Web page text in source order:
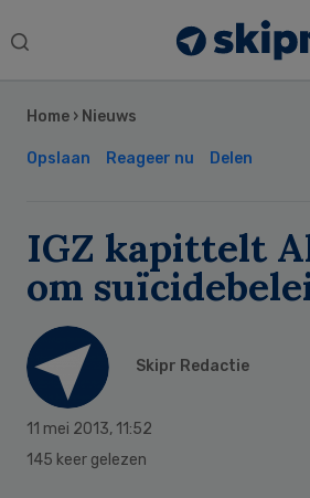
Search
Home › Nieuws
Opslaan Reageer nu Delen
IGZ kapittelt
om
Skipr Redactie
11 mei 2013, 11:52
145 keer gelezen
Sidebar